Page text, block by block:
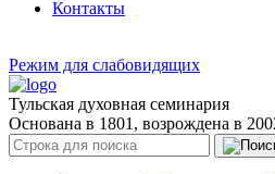
Контакты
Режим для слабовидящих
Тульская духовная семинария
Основана в 1801, возрождена в